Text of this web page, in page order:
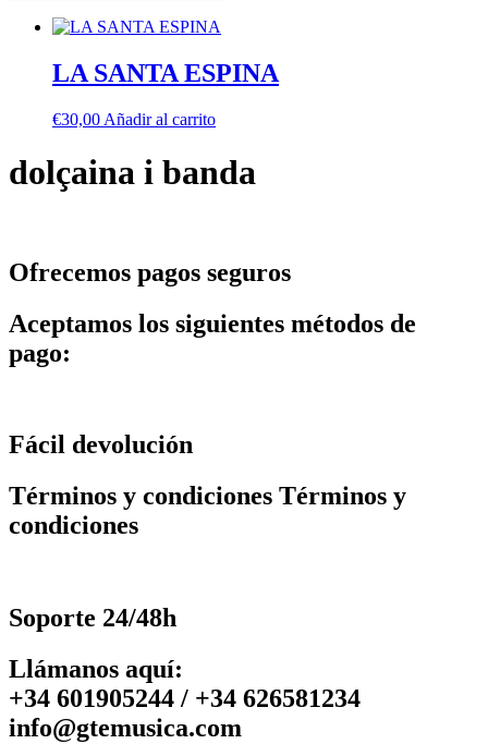
LA SANTA ESPINA
€30,00 Añadir al carrito
dolçaina i banda
Ofrecemos pagos seguros
Aceptamos los siguientes métodos de
pago:
Fácil devolución
Términos y condiciones Términos y
condiciones
Soporte 24/48h
Llámanos aquí:
+34 601905244 / +34 626581234
info@gtemusica.com